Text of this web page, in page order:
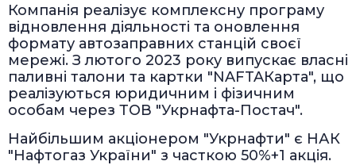
Компанія реалізує комплексну програму
відновлення діяльності та оновлення
формату автозаправних станцій своєї
мережі. З лютого 2023 року випускає власні
паливні талони та картки "NAFTAКарта", що
реалізуються юридичним і фізичним
особам через ТОВ "Укрнафта-Постач".
Найбільшим акціонером "Укрнафти" є НАК
"Нафтогаз України" з часткою 50%+1 акція.